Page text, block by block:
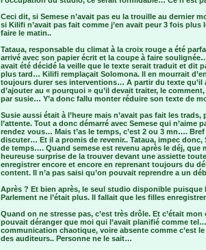
Ceci dit, si Semese n’avait pas eu la trouille au dernier
si Kilifi n’avait pas fait comme j’en avait peur 3 fois
faire le matin..
Tataua, responsable du climat à la croix rouge a été
arrivé avec son papier écrit et la coupe à faire
avait été décidé la veille que le texte serait traduit et dit
plus tard… Kilifi remplaçait Solomona. Il en mourrait
toujours durer ses interventions… A partir du texte qu’il
d’ajouter au « pourquoi » qu’il devait traiter, le
par susie… Y’a donc fallu monter réduire son texte de
Susie aussi était à l’heure mais n’avait pas fait les
l’attente. Tout a donc démarré avec Semese qui n’aime
rendez vous… Mais t’as le temps, c’est 2 ou 3 mn….
discuter… Et il a promis de revenir.. Tataua, impec
de temps…. Quand semese est revenu après le déj, que
heureuse surprise de la trouver devant une assiette
enregistrer encore et encore en reprenant toujours du
content. Il n’a pas saisi qu’on pouvait reprendre a un
Après ? Et bien après, le seul studio disponible puisque
Parlement ne l’était plus. Il fallait que les filles
Quand on ne stresse pas, c’est très drôle. Et c’était
pouvait déranger que moi qui l’avait planifié comme
communication chaotique, voire absente comme c’est
des auditeurs.. Personne ne le sait…